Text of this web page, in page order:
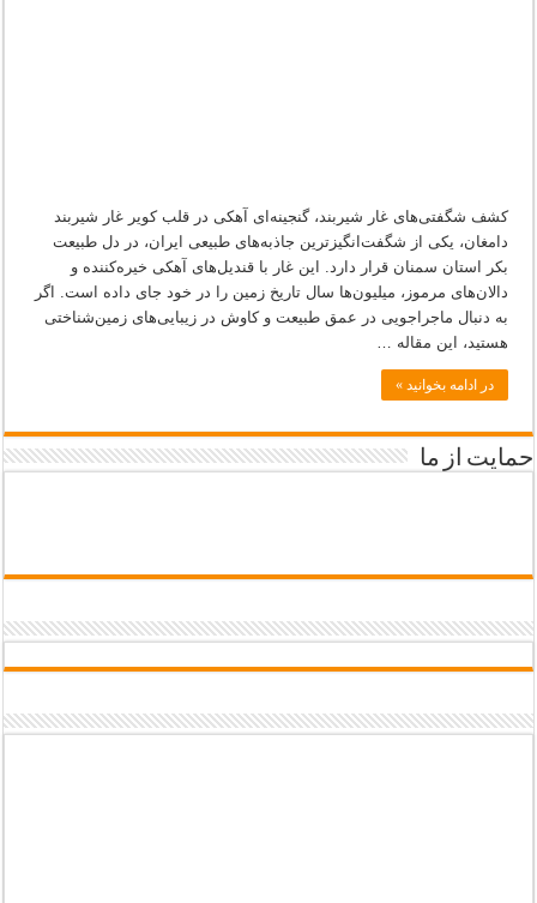
کشف شگفتی‌های غار شیربند، گنجینه‌ای آهکی در قلب کویر غار شیربند
دامغان، یکی از شگفت‌انگیزترین جاذبه‌های طبیعی ایران، در دل طبیعت
بکر استان سمنان قرار دارد. این غار با قندیل‌های آهکی خیره‌کننده و
دالان‌های مرموز، میلیون‌ها سال تاریخ زمین را در خود جای داده است. اگر
به دنبال ماجراجویی در عمق طبیعت و کاوش در زیبایی‌های زمین‌شناختی
هستید، این مقاله …
در ادامه بخوانید »
حمایت از ما